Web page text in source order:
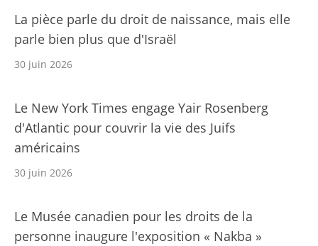
La pièce parle du droit de naissance, mais elle
parle bien plus que d'Israël
30 juin 2026
Le New York Times engage Yair Rosenberg
d'Atlantic pour couvrir la vie des Juifs
américains
30 juin 2026
Le Musée canadien pour les droits de la
personne inaugure l'exposition « Nakba »